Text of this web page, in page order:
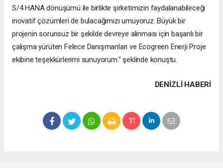
S/4 HANA dönüşümü ile birlikte şirketimizin faydalanabileceği
inovatif çözümleri de bulacağımızı umuyoruz. Büyük bir
projenin sorunsuz bir şekilde devreye alınması için başarılı bir
çalışma yürüten Felece Danışmanları ve Ecogreen Enerji Proje
ekibine teşekkürlerimi sunuyorum." şeklinde konuştu.
DENIZLI HABERİ